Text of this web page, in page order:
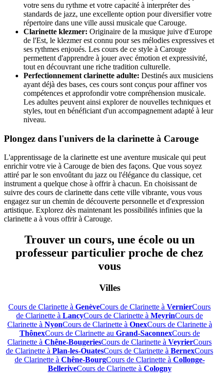
votre sens du rythme et votre capacité à interpréter des
standards de jazz, une excellente option pour diversifier votre
répertoire dans une ville aussi musicale que Carouge.
Clarinette klezmer: Originaire de la musique juive d'Europe
de l'Est, le klezmer est connu pour ses mélodies expressives et
ses rythmes enjoués. Les cours de ce style à Carouge
permettent d'apprendre à jouer avec émotion et expressivité,
tout en découvrant une riche tradition culturelle.
Perfectionnement clarinette adulte: Destinés aux musiciens
ayant déjà des bases, ces cours sont conçus pour affiner vos
compétences et approfondir votre compréhension musicale.
Les adultes peuvent ainsi explorer de nouvelles techniques et
styles, tout en bénéficiant d'un accompagnement adapté à leur
niveau.
Plongez dans l'univers de la clarinette à Carouge
L'apprentissage de la clarinette est une aventure musicale qui peut
enrichir votre vie à Carouge de bien des façons. Que vous soyez
attiré par le son envoûtant du jazz ou l'élégance du classique, cet
instrument a quelque chose à offrir à chacun. En choisissant de
suivre des cours de clarinette dans cette ville vibrante, vous vous
engagez sur un chemin de découverte personnelle et d'expression
artistique. Explorez dès maintenant les possibilités infinies que la
clarinette a à vous offrir à Carouge.
Trouver un cours, une école ou un
professeur particulier proche de chez
vous
Villes
Cours de Clarinette à GenèveCours de Clarinette à VernierCours
de Clarinette à LancyCours de Clarinette à MeyrinCours de
Clarinette à NyonCours de Clarinette à OnexCours de Clarinette à
ThônexCours de Clarinette au Grand-SaconnexCours de
Clarinette à Chêne-BougeriesCours de Clarinette à VeyrierCours
de Clarinette à Plan-les-OuatesCours de Clarinette à BernexCours
de Clarinette à Chêne-BourgCours de Clarinette à Collonge-
BelleriveCours de Clarinette à Cologny